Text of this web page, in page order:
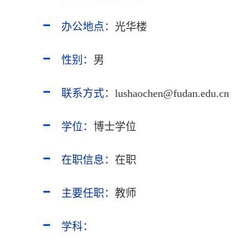
办公地点： 光华楼
性别： 男
联系方式： lushaochen@fudan.edu.cn
学位： 博士学位
在职信息： 在职
主要任职： 教师
学科：